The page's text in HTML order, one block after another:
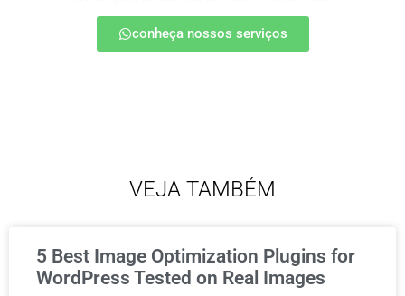
conheça nossos serviços
VEJA TAMBÉM
5 Best Image Optimization Plugins for
WordPress Tested on Real Images